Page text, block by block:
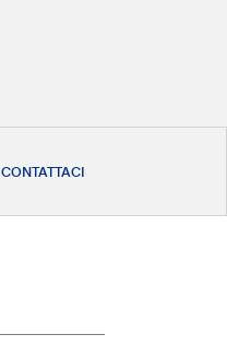
CONTATTACI